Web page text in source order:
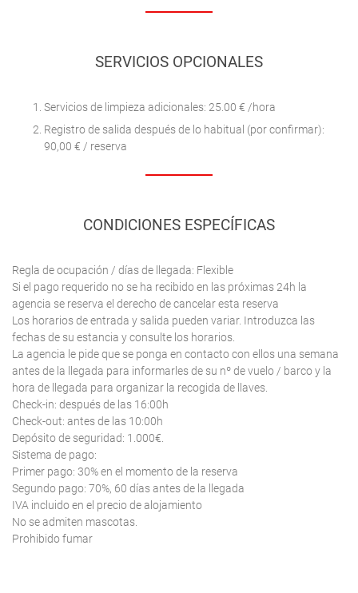
SERVICIOS OPCIONALES
Servicios de limpieza adicionales: 25.00 € /hora
Registro de salida después de lo habitual (por confirmar):
90,00 € / reserva
CONDICIONES ESPECÍFICAS
Regla de ocupación / días de llegada: Flexible
Si el pago requerido no se ha recibido en las próximas 24h la
agencia se reserva el derecho de cancelar esta reserva
Los horarios de entrada y salida pueden variar. Introduzca las
fechas de su estancia y consulte los horarios.
La agencia le pide que se ponga en contacto con ellos una semana
antes de la llegada para informarles de su nº de vuelo / barco y la
hora de llegada para organizar la recogida de llaves.
Check-in: después de las 16:00h
Check-out: antes de las 10:00h
Depósito de seguridad: 1.000€.
Sistema de pago:
Primer pago: 30% en el momento de la reserva
Segundo pago: 70%, 60 días antes de la llegada
IVA incluido en el precio de alojamiento
No se admiten mascotas.
Prohibido fumar